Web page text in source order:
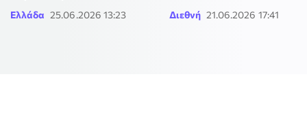
Ελλάδα 25.06.2026 13:23 Διεθνή 21.06.2026 17:41